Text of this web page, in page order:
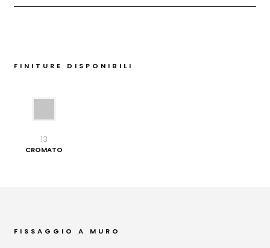
FINITURE DISPONIBILI
13
CROMATO
FISSAGGIO A MURO